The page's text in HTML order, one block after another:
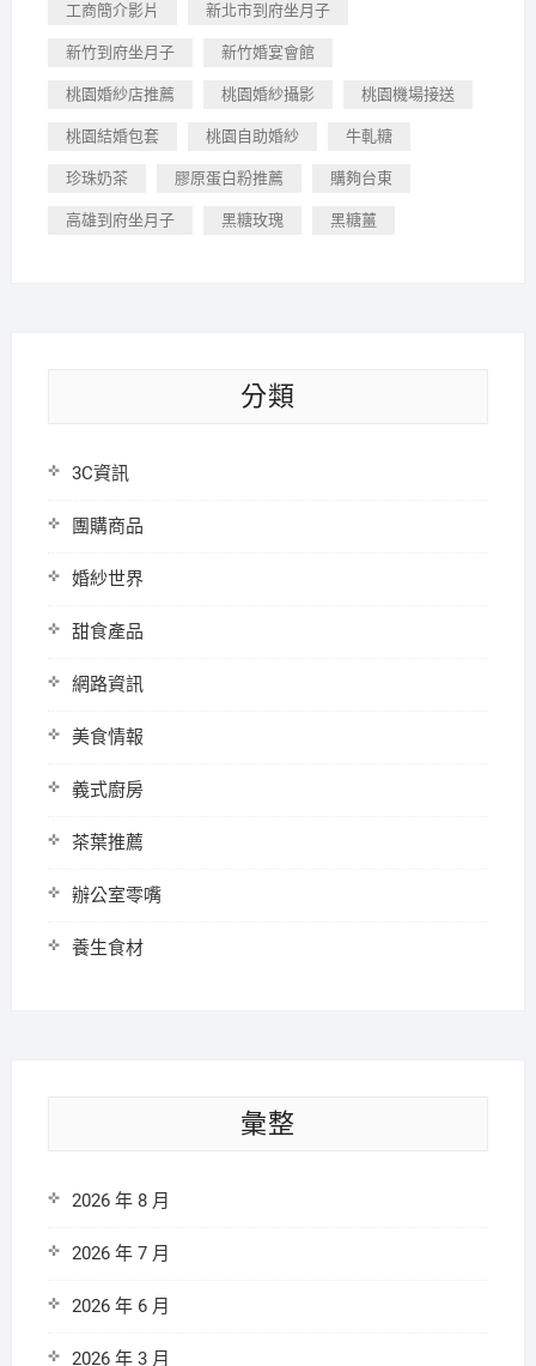
工商簡介影片 新北市到府坐月子
新竹到府坐月子 新竹婚宴會館
桃園婚紗店推薦 桃園婚紗攝影 桃園機場接送
桃園結婚包套 桃園自助婚紗 牛軋糖
珍珠奶茶 膠原蛋白粉推薦 購夠台東
高雄到府坐月子 黑糖玫瑰 黑糖薑
分類
3C資訊
團購商品
婚紗世界
甜食產品
網路資訊
美食情報
義式廚房
茶葉推薦
辦公室零嘴
養生食材
彙整
2026 年 8 月
2026 年 7 月
2026 年 6 月
2026 年 3 月